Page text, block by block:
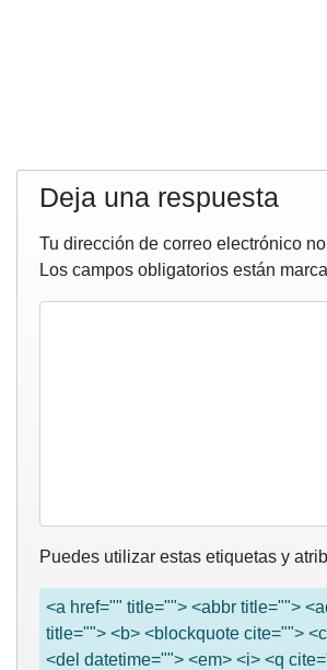
Deja una respuesta
Tu dirección de correo electrónico
Los campos obligatorios están
Puedes utilizar estas etiquetas y
<a href="" title=""> <abbr title="">
title=""> <b> <blockquote cite="">
<del datetime=""> <em> <i> <q